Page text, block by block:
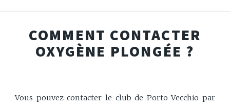
COMMENT CONTACTER
OXYGÈNE PLONGÉE ?
Vous pouvez contacter le club de Porto Vecchio par